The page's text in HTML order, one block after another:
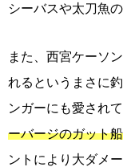
シーバスや太刀魚
また、西宮ケーソ
れるというまさに
ンガーにも愛され
ーバージのガット
ントにより大ダメ